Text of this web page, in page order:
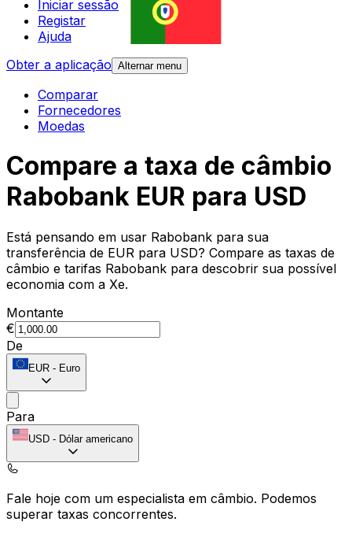
Iniciar sessão
Registar
Ajuda
Obter a aplicação Alternar menu
Comparar
Fornecedores
Moedas
Compare a taxa de câmbio
Rabobank EUR para USD
Está pensando em usar Rabobank para sua
transferência de EUR para USD? Compare as taxas de
câmbio e tarifas Rabobank para descobrir sua possível
economia com a Xe.
Montante
€
De
EUR - Euro
Para
USD - Dólar americano
Fale hoje com um especialista em câmbio. Podemos
superar taxas concorrentes.